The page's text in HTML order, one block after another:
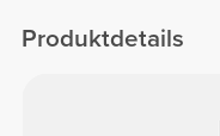
Produktdetails